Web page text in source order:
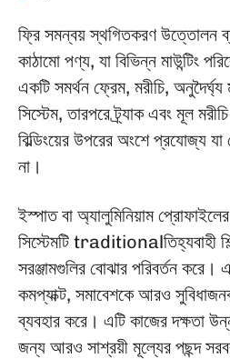
ফ্রি সমন্বয় স্থগিতকরণ উত্তোলন
কাঠামো পণ্য, যা বিভিন্ন মাউন্টিং
একটি সমর্থন ফ্রেম, মরীচি,
সিস্টেম, তারপরে ট্র্যাক এবং মূল
বিল্ডিংয়ের উপরের অংশে প্রযোজ্য যা
না।
ইস্পাত বা অ্যালুমিনিয়াম
সিস্টেমটি traditionalতিহ্যবাহী
সরঞ্জামগুলির বোঝার পরিবর্তন
কমপ্যাক্ট, সমাবেশকে আরও
ব্যবহার করে। এটি কাজের দক্ষতা
জন্য আরও সাশ্রয়ী মূল্যের পছন্দ